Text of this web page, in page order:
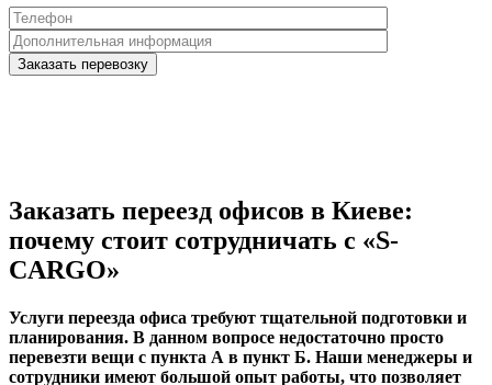
Заказать переезд офисов в Киеве:
почему стоит сотрудничать с «S-
CARGO»
Услуги переезда офиса требуют тщательной подготовки и
планирования. В данном вопросе недостаточно просто
перевезти вещи с пункта А в пункт Б. Наши менеджеры и
сотрудники имеют большой опыт работы, что позволяет